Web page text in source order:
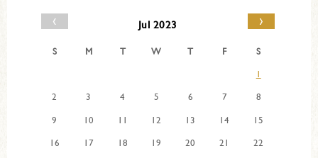
‹ Jul 2023 ›
S M T W T F
S
1
2
3 4 5 6 7
8
9
10 11 12 13 14
15
16
17 18 19 20 21
22